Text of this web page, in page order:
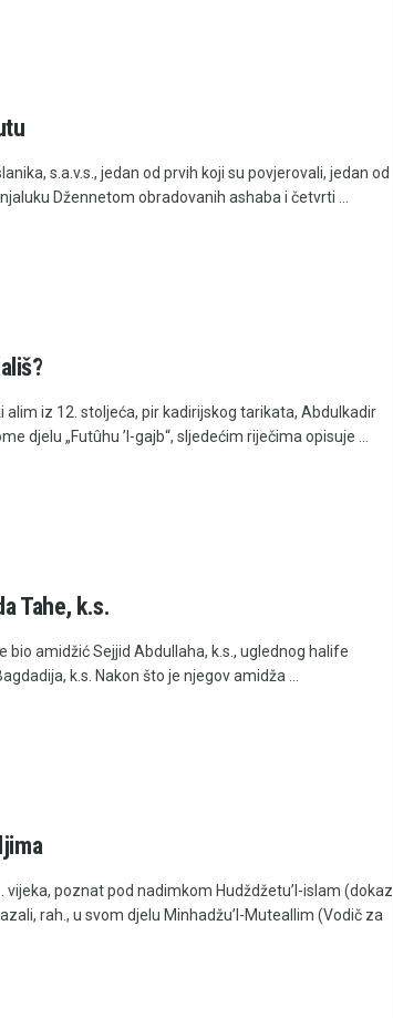
s.a.v.s., jedan od prvih koji su povjerovali, jedan od
Džennetom obradovanih ashaba i četvrti ...
alim iz 12. stoljeća, pir kadirijskog tarikata, Abdulkadir
djelu „Futûhu ’l-gajb“, sljedećim riječima opisuje ...
Tahe, k.s.
bio amidžić Sejjid Abdullaha, k.s., uglednog halife
k.s. Nakon što je njegov amidža ...
vijeka, poznat pod nadimkom Hudždžetu’l-islam (dokaz
rah., u svom djelu Minhadžu’l-Muteallim (Vodič za